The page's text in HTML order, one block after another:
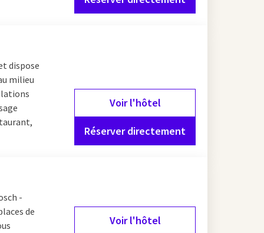
de fitness. Ainsi, vous
dispose
milieu
Voir l'hôtel
Réserver directement
-
de
Voir l'hôtel